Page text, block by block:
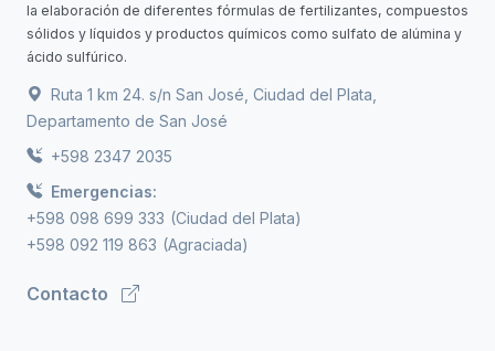
la elaboración de diferentes fórmulas de fertilizantes, compuestos
sólidos y líquidos y productos químicos como sulfato de alúmina y
ácido sulfúrico.
Ruta 1 km 24. s/n San José, Ciudad del Plata,
Departamento de San José
+598 2347 2035
Emergencias:
+598 098 699 333 (Ciudad del Plata)
+598 092 119 863 (Agraciada)
Contacto